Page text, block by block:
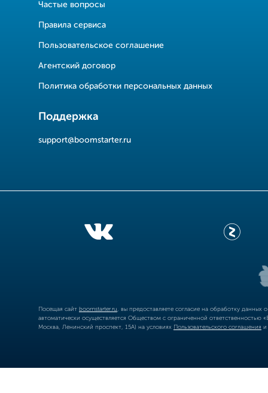
Частые вопросы
Правила сервиса
Пользовательское соглашение
Агентский договор
Политика обработки персональных данных
Поддержка
support@boomstarter.ru
Посещая сайт boomstarter.ru , вы предоставляете согласие на обработку
автоматически осуществляется Обществом с ограниченной
Москва, Ленинский проспект, 15А) на условиях Пользовательского соглашения и